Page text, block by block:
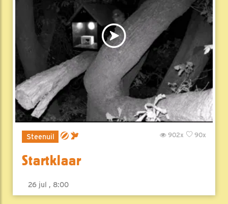
Steenuil 90x
902x
Startklaar
26 jul , 8:00